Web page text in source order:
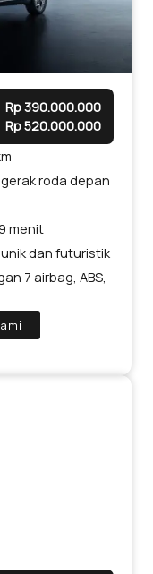
Rp 390.000.000
Rp 520.000.000
roda depan
menit
dan futuristik
7 airbag, ABS,